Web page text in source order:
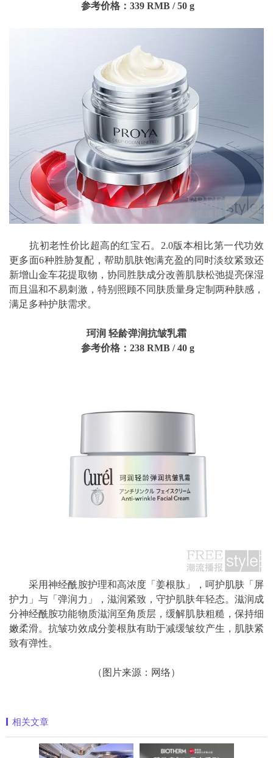
参考价格：339 RMB /50 g
抗初老性价比超高的红宝石。2.0版本相比第一代功效
更多面6种胜胁复配，帮助肌肤饱满充盈的同时淡纹紧致还
新增山金车花提取物，协同胜肤成分改善肌肤松弛提亮保湿
而且温和不易刺激，特别照顾不同肤质量身定制两种肤感，
满足多种护肤需求。
珂润 轻龄弹润抗皱乳霜
参考价格：238 RMB /40 g
采用神经酰胺护理和高浓度「姜根肽」，呵护肌肤「屏
护力」与「弹润力」，滋润紧致，守护肌肤年轻态。滋润成
分神经酰胺功能物质滋润至角质层，缓解肌肤粗糙，保持细
嫩柔滑。抗皱功效成分姜根肽有助于减缓皱纹产生，肌肤紧
致有弹性。
（图片来源：网络）
相关文章